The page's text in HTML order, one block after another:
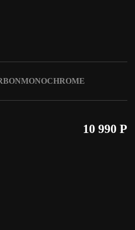
MONOCHROME
10 990 Р